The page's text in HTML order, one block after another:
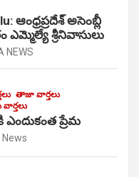
ఆంధ్రప్రదేశ్ అసెంబ్లీ
ఎమ్మెల్యే శ్రీనివాసులు
NEWS
తాజా వార్తలు
వార్తలు
ప్రేమ
News